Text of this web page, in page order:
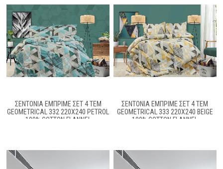
ΣΕΝΤΟΝΙΑ ΕΜΠΡΙΜΕ ΣΕΤ 4 ΤΕΜ
GEOMETRICAL 332 220X240 PETROL
100% COTTON FLANNEL
ΣΕΝΤΟΝΙΑ ΕΜΠΡΙΜΕ ΣΕΤ 4 ΤΕΜ
GEOMETRICAL 333 220X240 BEIGE
100% COTTON FLANNEL